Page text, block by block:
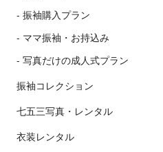
振袖購入プラン
ママ振袖・お持込み
写真だけの成人式プラン
振袖コレクション
七五三写真・レンタル
衣装レンタル